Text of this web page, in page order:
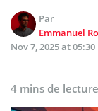
Par
Emmanuel
Nov 7, 2025 at 05:30
4 mins de lecture